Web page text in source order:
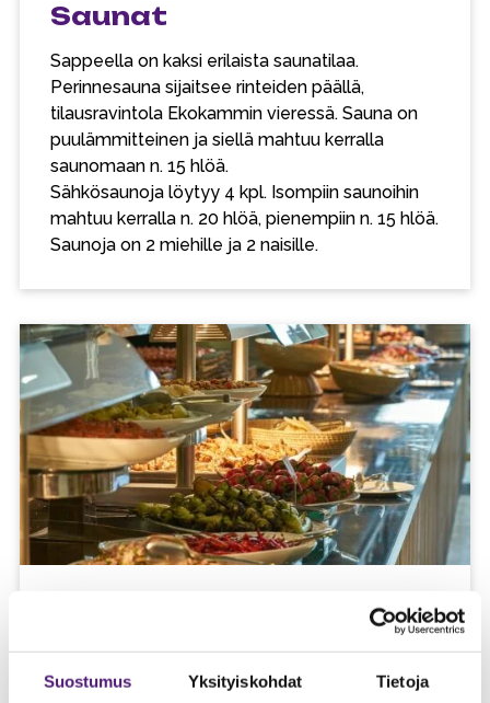
Suostumus Yksityiskohdat Tietoja
Saunat
Sappeella on kaksi erilaista saunatilaa.
Perinnesauna sijaitsee rinteiden päällä,
tilausravintola Ekokammin vieressä. Sauna on
puulämmitteinen ja siellä mahtuu kerralla
saunomaan n. 15 hlöä.
Sähkösaunoja löytyy 4 kpl. Isompiin saunoihin
mahtuu kerralla n. 20 hlöä, pienempiin n. 15 hlöä.
Saunoja on 2 miehille ja 2 naisille.
Tutustu ravintoloidemme tarjontaan.